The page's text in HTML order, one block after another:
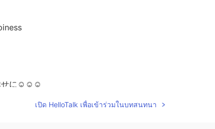
せに☺☺☺
เปิด HelloTalk เพื่อเข้าร่วมในบทสนทนา